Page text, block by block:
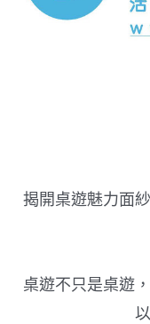
揭開桌遊魅力面
桌遊不只是桌遊